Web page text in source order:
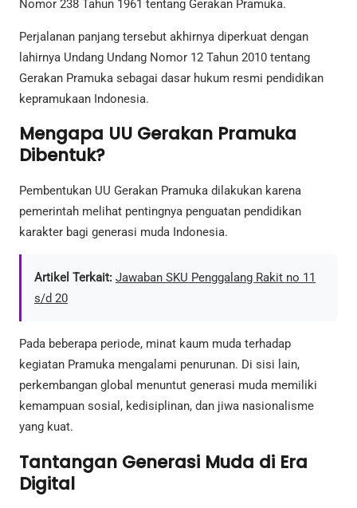
Nomor 238 Tahun 1961 tentang Gerakan Pramuka.
Perjalanan panjang tersebut akhirnya diperkuat dengan
lahirnya Undang Undang Nomor 12 Tahun 2010 tentang
Gerakan Pramuka sebagai dasar hukum resmi pendidikan
kepramukaan Indonesia.
Mengapa UU Gerakan Pramuka
Dibentuk?
Pembentukan UU Gerakan Pramuka dilakukan karena
pemerintah melihat pentingnya penguatan pendidikan
karakter bagi generasi muda Indonesia.
Artikel Terkait: Jawaban SKU Penggalang Rakit no 11
s/d 20
Pada beberapa periode, minat kaum muda terhadap
kegiatan Pramuka mengalami penurunan. Di sisi lain,
perkembangan global menuntut generasi muda memiliki
kemampuan sosial, kedisiplinan, dan jiwa nasionalisme
yang kuat.
Tantangan Generasi Muda di Era
Digital